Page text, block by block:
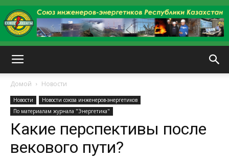
Домой Новости
Новости
Новости союза инженеров-энергетиков
По материалам журнала "Энергетика"
Какие перспективы после
векового пути?